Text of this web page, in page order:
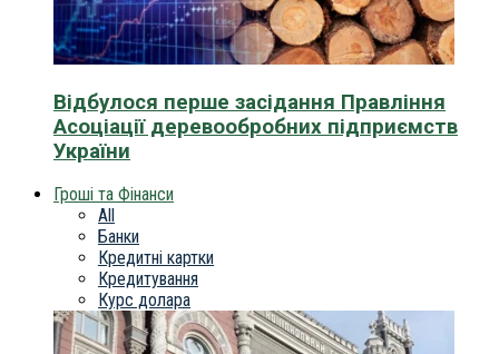
Відбулося перше засідання Правління
Асоціації деревообробних підприємств
України
Гроші та Фінанси
All
Банки
Кредитні картки
Кредитування
Курс долара